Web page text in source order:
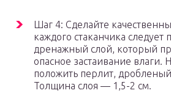
Шаг 4: Сделайте
каждого стаканчика следует
дренажный слой, который
опасное застаивание
положить перлит,
Толщина слоя — 1,5-2 см.